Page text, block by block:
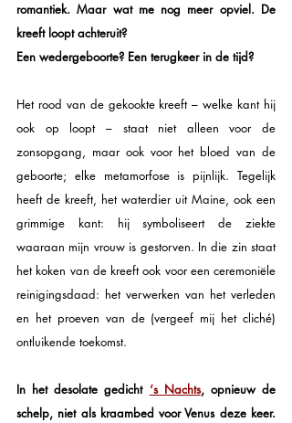
romantiek. Maar wat me nog meer opviel. De
kreeft loopt achteruit?
Een wedergeboorte? Een terugkeer in de tijd?
Het rood van de gekookte kreeft – welke kant hij
ook op loopt – staat niet alleen voor de
zonsopgang, maar ook voor het bloed van de
geboorte; elke metamorfose is pijnlijk. Tegelijk
heeft de kreeft, het waterdier uit Maine, ook een
grimmige kant: hij symboliseert de ziekte
waaraan mijn vrouw is gestorven. In die zin staat
het koken van de kreeft ook voor een ceremoniële
reinigingsdaad: het verwerken van het verleden
en het proeven van de (vergeef mij het cliché)
ontluikende toekomst.
In het desolate gedicht ‘s Nachts, opnieuw de
schelp, niet als kraambed voor Venus deze keer.